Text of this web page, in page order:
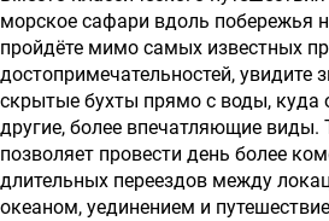
морское сафари вдоль побережья
пройдёте мимо самых известных
достопримечательностей, увидите
скрытые бухты прямо с воды, куда
другие, более впечатляющие
позволяет провести день более
длительных переездов между
океаном, уединением и